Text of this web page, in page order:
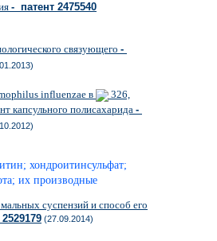
- патент 2475540
связующего -
influenzae в
326,
капсульного полисахарида-
хондроитинсульфат;
их производные
суспензий и способ его
(27.09.2014)